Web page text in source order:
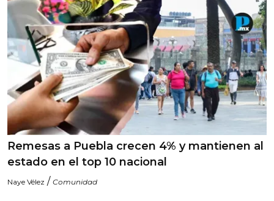
Remesas a Puebla crecen 4% y mantienen al
estado en el top 10 nacional
Naye Vélez / Comunidad